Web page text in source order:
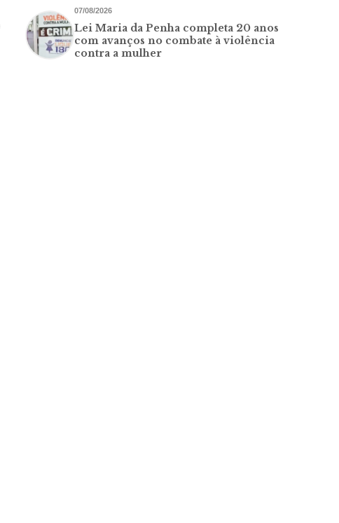
07/08/2026
Lei Maria da Penha completa 20 anos
com avanços no combate à violência
contra a mulher